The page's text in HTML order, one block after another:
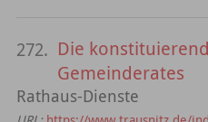
272. Die
Gemeinderates
Rathaus-Dienste